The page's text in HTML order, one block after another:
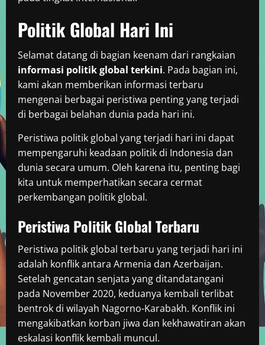
Politik Global Hari Ini
Selamat datang di bagian keenam dari rangkaian
informasi politik global terkini. Pada bagian ini,
kami akan memberikan informasi terbaru
mengenai berbagai peristiwa penting yang terjadi
di berbagai belahan dunia pada hari ini.
Peristiwa politik global yang terjadi hari ini dapat
mempengaruhi keadaan politik di Indonesia dan
dunia secara umum. Oleh karena itu, penting bagi
kita untuk memperhatikan secara cermat
perkembangan politik global.
Peristiwa Politik Global Terbaru
Peristiwa politik global terbaru yang terjadi hari ini
adalah konflik antara Armenia dan Azerbaijan.
Setelah gencatan senjata yang ditandatangani
pada November 2020, keduanya kembali terlibat
bentrok di wilayah Nagorno-Karabakh. Konflik ini
mengakibatkan korban jiwa dan kekhawatiran akan
eskalasi konflik kembali muncul.